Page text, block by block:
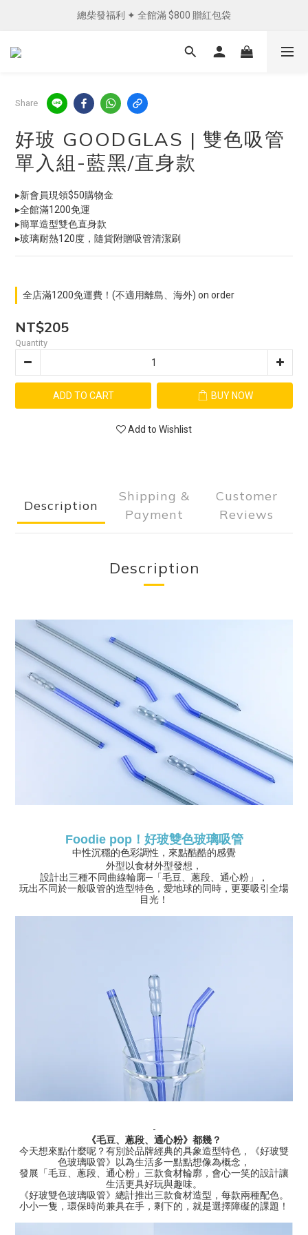
單筆消費滿 NTD1200 免運費︵✧
總柴發福利 ✦ 全館滿 $800 贈紅包袋
單筆消費滿 NTD1200 免運費︵✧
Share
好玻 GOODGLAS | 雙色吸管
單入組-藍黑/直身款
▸新會員現領$50購物金
▸全館滿1200免運
▸簡單造型雙色直身款
▸玻璃耐熱120度，隨貨附贈吸管清潔刷
全店滿1200免運費！(不適用離島、海外) on order
NT$205
Quantity
ADD TO CART BUY NOW
Add to Wishlist
Description
Shipping &
Payment
Customer
Reviews
Description
Foodie pop！好玻雙色玻璃吸管
中性沉穩的色彩調性，來點酷酷的感覺
外型以食材外型發想，
設計出三種不同曲線輪廓─「毛豆、蔥段、通心粉」，
玩出不同於一般吸管的造型特色，愛地球的同時，更要吸引全場
目光！
-
《毛豆、蔥段、通心粉》都幾？
今天想來點什麼呢？有別於品牌經典的具象造型特色，《好玻雙
色玻璃吸管》以為生活多一點點想像為概念，
發展「毛豆、蔥段、通心粉」三款食材輪廓，會心一笑的設計讓
生活更具好玩與趣味。
《好玻雙色玻璃吸管》總計推出三款食材造型，每款兩種配色。
小小一隻，環保時尚兼具在手，剩下的，就是選擇障礙的課題！